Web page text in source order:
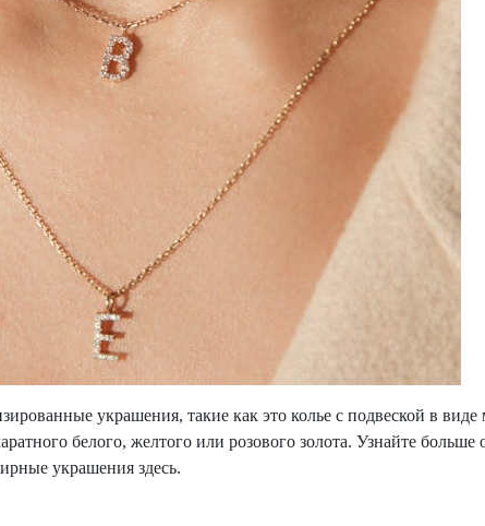
украшения, такие как это колье с подвеской в
белого, желтого или розового золота. Узнайте
украшения здесь.